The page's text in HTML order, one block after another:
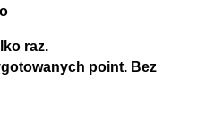
raz.
point. Bez